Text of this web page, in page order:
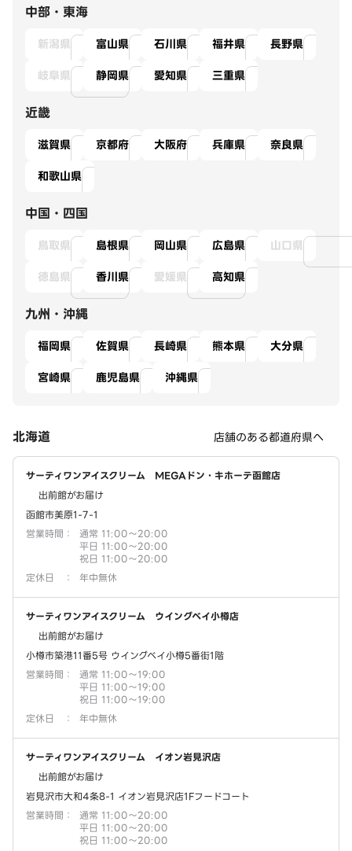
中部・東海
新潟県 富山県 石川県 福井県
長野県
岐阜県
静岡県 愛知県 三重県
近畿
滋賀県 京都府 大阪府 兵庫県
奈良県
和歌山県
中国・四国
鳥取県 島根県 岡山県 広島県
山口県
徳島県
香川県 愛媛県 高知県
九州・沖縄
福岡県 佐賀県 長崎県 熊本県
大分県
宮崎県
鹿児島県 沖縄県
北海道 店舗のある都道府県へ
サーティワンアイスクリーム MEGAドン・キホーテ函館店
出前館がお届け
函館市美原1-7-1
営業時間 ：
通常 11:00～20:00
平日 11:00～20:00
祝日 11:00～20:00
定休日
： 年中無休
サーティワンアイスクリーム ウイングベイ小樽店
出前館がお届け
小樽市築港11番5号 ウイングベイ小樽5番街1階
営業時間 ：
通常 11:00～19:00
平日 11:00～19:00
祝日 11:00～19:00
定休日
： 年中無休
サーティワンアイスクリーム イオン岩見沢店
出前館がお届け
岩見沢市大和4条8-1 イオン岩見沢店1Fフードコート
営業時間 ：
通常 11:00～20:00
平日 11:00～20:00
祝日 11:00～20:00